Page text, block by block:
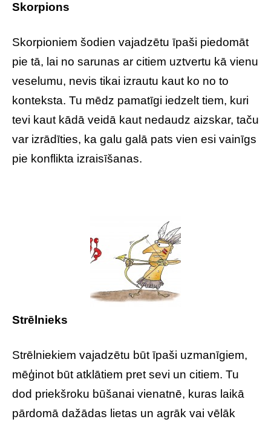
Skorpions
Skorpioniem šodien vajadzētu īpaši piedomāt
pie tā, lai no sarunas ar citiem uztvertu kā vienu
veselumu, nevis tikai izrautu kaut ko no to
konteksta. Tu mēdz pamatīgi iedzelt tiem, kuri
tevi kaut kādā veidā kaut nedaudz aizskar, taču
var izrādīties, ka galu galā pats vien esi vainīgs
pie konflikta izraisīšanas.
Strēlnieks
Strēlniekiem vajadzētu būt īpaši uzmanīgiem,
mēģinot būt atklātiem pret sevi un citiem. Tu
dod priekšroku būšanai vienatnē, kuras laikā
pārdomā dažādas lietas un agrāk vai vēlāk